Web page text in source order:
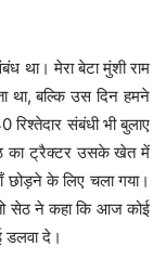
था। मेरा बेटा मुंशी राम
था, बल्कि उस दिन हमने
संबंधी भी बुलाए
का ट्रैक्टर उसके खेत में
के लिए चला गया।
सेठ ने कहा कि आज कोई
डलवा दे।